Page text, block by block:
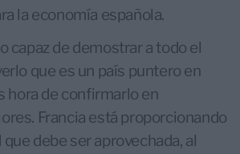
la economía española.
capaz de demostrar a todo el
que es un país puntero en
hora de confirmarlo en
Francia está proporcionando
debe ser aprovechada, al